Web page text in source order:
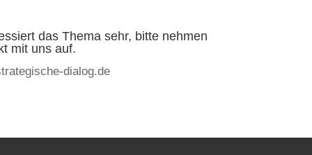
das Thema sehr, bitte nehmen
mit uns auf.
dialog.de